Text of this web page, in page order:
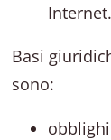
Internet.
Basi
sono: